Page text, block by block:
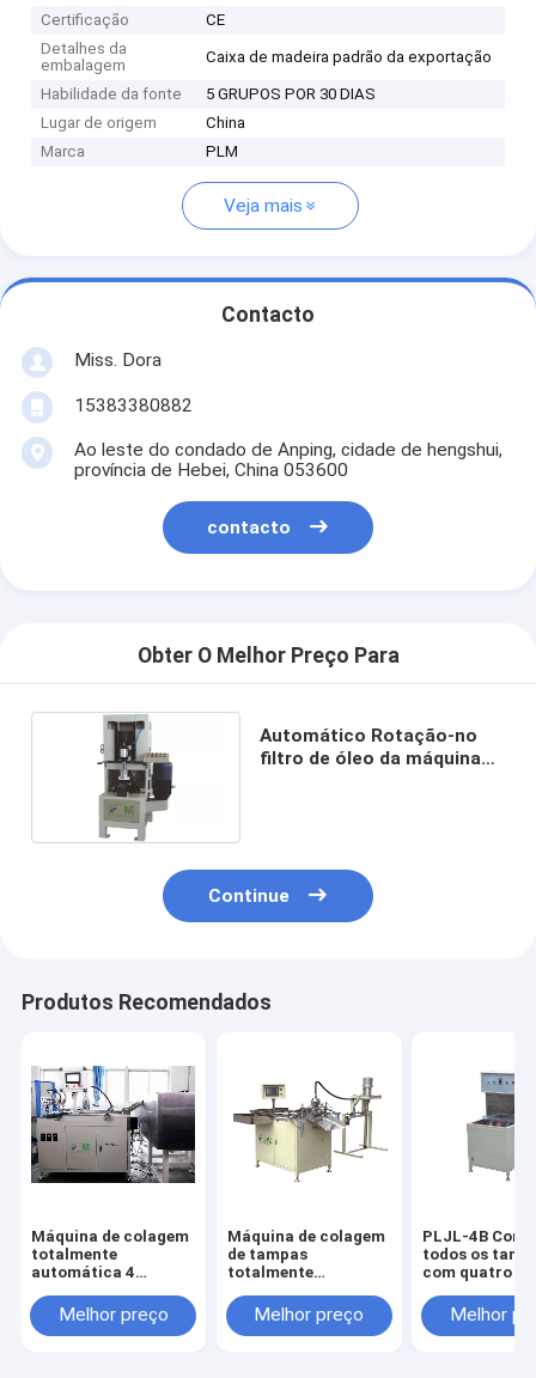
Certificação
CE
Detalhes da
embalagem
Caixa de madeira padrão da exportação
Habilidade da fonte
5 GRUPOS POR 30 DIAS
Lugar de origem
China
Marca
PLM
Veja mais
Contacto
Miss. Dora
15383380882
Ao leste do condado de Anping, cidade de hengshui,
província de Hebei, China 053600
contacto
Obter O Melhor Preço Para
Automático Rotação-no
filtro de óleo da máquina
Continue
Produtos Recomendados
Máquina de colagem
totalmente
automática 4
tampa de
extremidade de 50 -
Melhor preço
Máquina de colagem
de tampas
totalmente
tampas de
extremidades de 50 a
Melhor preço
PLJL-4B
todos os
com quatro
vazamento
filtro giratório
Melhor